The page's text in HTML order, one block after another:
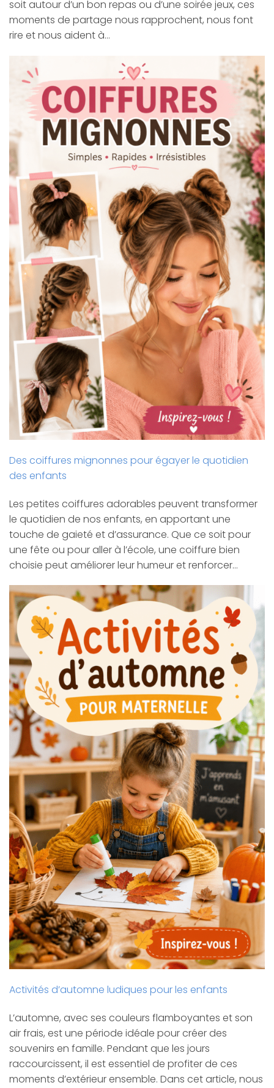
soit autour d’un bon repas ou d’une soirée jeux, ces
moments de partage nous rapprochent, nous font
rire et nous aident à…
Des coiffures mignonnes pour égayer le quotidien
des enfants
Les petites coiffures adorables peuvent transformer
le quotidien de nos enfants, en apportant une
touche de gaieté et d’assurance. Que ce soit pour
une fête ou pour aller à l’école, une coiffure bien
choisie peut améliorer leur humeur et renforcer…
Activités d’automne ludiques pour les enfants
L’automne, avec ses couleurs flamboyantes et son
air frais, est une période idéale pour créer des
souvenirs en famille. Pendant que les jours
raccourcissent, il est essentiel de profiter de ces
moments d’extérieur ensemble. Dans cet article, nous